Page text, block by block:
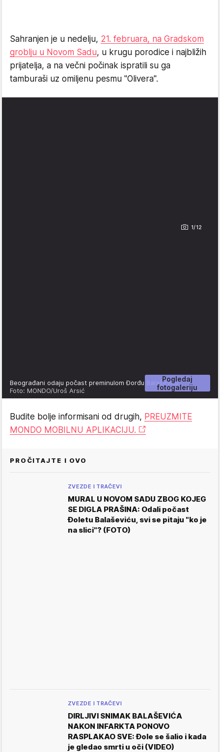
Sahranjen je u nedelju, 21. februara, na Gradskom
groblju u Novom Sadu, u krugu porodice i najbližih
prijatelja, a na večni počinak ispratili su ga
tamburaši uz omiljenu pesmu "Olivera".
1/12
Pogledaj
fotogaleriju
Beograđani odaju počast preminulom Đorđu Balaševiću
Foto: MONDO/Uroš Arsić
Budite bolje informisani od drugih, PREUZMITE
MONDO MOBILNU APLIKACIJU.
PROČITAJTE I OVO
ZVEZDE I TRAČEVI
MURAL U NOVOM SADU ZBOG KOJEG
SE DIGLA PRAŠINA: Odali počast
Đoletu Balaševiću, svi se pitaju "ko je
na slici"? (FOTO)
ZVEZDE I TRAČEVI
DIRLJIVI SNIMAK BALAŠEVIĆA
NAKON INFARKTA PONOVO
RASPLAKAO SVE: Đole se šalio i kada
je gledao smrti u oči (VIDEO)